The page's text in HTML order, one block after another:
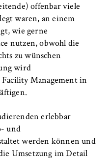
offenbar viele
waren, an einem
wie gerne
nutzen, obwohl die
zu wünschen
wird
Management in
erlebbar
und
werden können und
Umsetzung im Detail
YSC, yt-remote-
Abspielen von
Cookies gesetzt